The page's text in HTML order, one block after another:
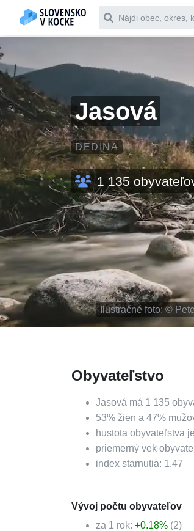
Čo chceš vyhľadať
Jasová
DEDINA
1 135
Ilustračné foto: ©
Obyvateľstvo
Jasová má 1 135
53% žien a 47%
hustota obyvateľstva je
priemerný vek
index starnutia: 1.47
Vývoj počtu obyvateľov
za 1 rok: +0.18% (2)